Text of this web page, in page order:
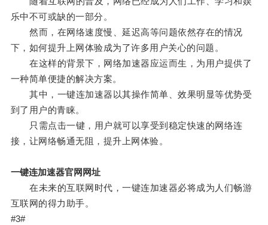
乐中不可或缺的一部分。
然而，在网络速度慢、延迟高等问题依然存在的情况
下，如何提升上网体验成为了许多用户关心的问题。
在这样的背景下，网络加速器应运而生，为用户提供了
一种简单便捷的解决方案。
其中，一键连加速器以其操作简单、效果明显等优势受
到了用户的青睐。
只需点击一键，用户就可以享受到稳定快速的网络连
接，让网络畅通无阻，提升上网体验。
一键连加速器官网网址
在未来的互联网时代，一键连加速器必将成为人们畅游
互联网的得力助手。
#3#